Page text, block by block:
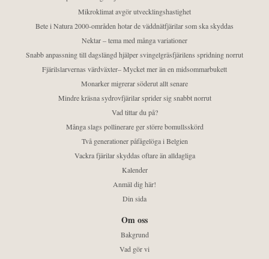
Mikroklimat avgör utvecklingshastighet
Bete i Natura 2000-områden hotar de väddnätfjärilar som ska skyddas
Nektar – tema med många variationer
Snabb anpassning till dagslängd hjälper svingelgräsfjärilens spridning norrut
Fjärilslarvernas värdväxter– Mycket mer än en midsommarbukett
Monarker migrerar söderut allt senare
Mindre kräsna sydrovfjärilar sprider sig snabbt norrut
Vad tittar du på?
Många slags pollinerare ger större bomullsskörd
Två generationer påfågelöga i Belgien
Vackra fjärilar skyddas oftare än alldagliga
Kalender
Anmäl dig här!
Din sida
Om oss
Bakgrund
Vad gör vi